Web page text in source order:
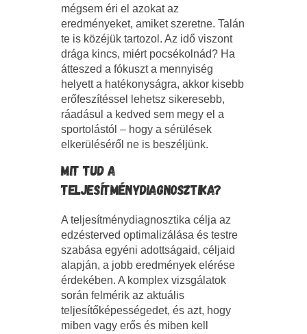
mégsem éri el azokat az
eredményeket, amiket szeretne. Talán
te is közéjük tartozol. Az idő viszont
drága kincs, miért pocsékolnád? Ha
átteszed a fókuszt a mennyiség
helyett a hatékonyságra, akkor kisebb
erőfeszítéssel lehetsz sikeresebb,
ráadásul a kedved sem megy el a
sportolástól – hogy a sérülések
elkerüléséről ne is beszéljünk.
MIT TUD A
TELJESÍTMÉNYDIAGNOSZTIKA?
A teljesítménydiagnosztika célja az
edzésterved optimalizálása és testre
szabása egyéni adottságaid, céljaid
alapján, a jobb eredmények elérése
érdekében. A komplex vizsgálatok
során felmérik az aktuális
teljesítőképességedet, és azt, hogy
miben vagy erős és miben kell